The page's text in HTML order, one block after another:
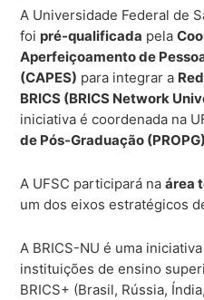
A Universidade Federal de
foi pré-qualificada pela
Aperfeiçoamento de
(CAPES) para integrar a
BRICS (BRICS Network
iniciativa é coordenada na
de Pós-Graduação
A UFSC participará naárea
um dos eixos estratégicos
A BRICS-NU é uma
instituições de ensino
BRICS+ (Brasil, Rússia,